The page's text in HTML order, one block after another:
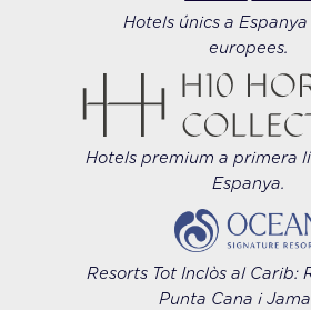
Hotels únics a
europees.
Hotels premium a primera
Espanya.
Resorts Tot Inclòs al Carib:
Punta Cana i